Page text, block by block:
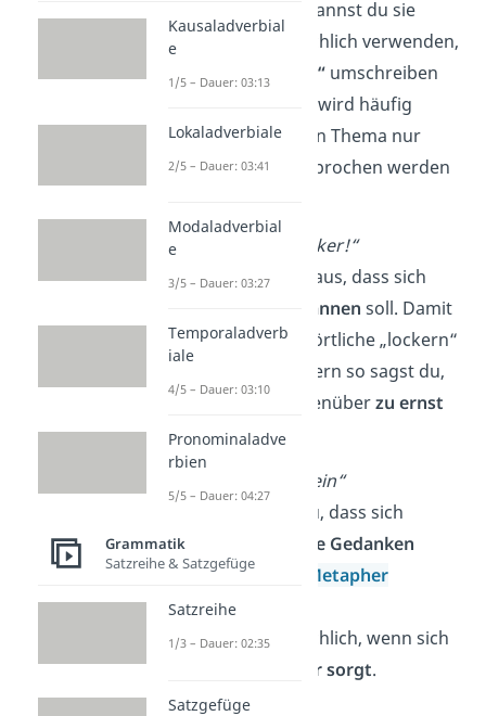
veraltet sind, kannst du sie
umgangssprachlich verwenden,
wenn du „Geld“ umschreiben
möchtest. Das wird häufig
getan, wenn ein Thema nur
indirektangesprochen werden
„Mach dich locker!“
So drückst du aus, dass sich
entspannen soll. Damit
ist nicht das wörtliche „lockern“
gemeint, sondern so sagst du,
dass dein Gegenüberzu ernst
ist.
Zu „verkopft sein“
Damit sagst du, dass sich
zu viele Gedanken
macht. Diese
Metapher
verwendest du
umgangssprachlich, wenn sich
sehr sorgt.
Kausaladverbial
e
1/5 – Dauer: 03:13
Lokaladverbiale
2/5 – Dauer: 03:41
Modaladverbial
e
3/5 – Dauer: 03:27
Temporaladverb
iale
4/5 – Dauer: 03:10
Pronominaladve
rbien
5/5 – Dauer: 04:27
Grammatik
Satzreihe & Satzgefüge
Satzreihe
1/3 – Dauer: 02:35
Satzgefüge